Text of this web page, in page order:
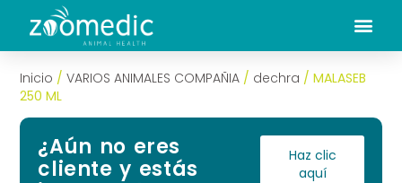
Inicio /VARIOS ANIMALES COMPAÑIA / dechra / MALASEB
250 ML
¿Aún no eres
cliente y estás
Haz clic
aquí